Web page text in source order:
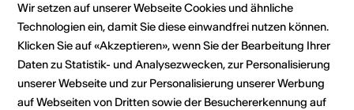
Wir setzen auf unserer Webseite Cookies und ähnliche
Technologien ein, damit Sie diese einwandfrei nutzen können.
Klicken Sie auf «Akzeptieren», wenn Sie der Bearbeitung Ihrer
Daten zu Statistik- und Analysezwecken, zur Personalisierung
unserer Webseite und zur Personalisierung unserer Werbung
auf Webseiten von Dritten sowie der Besuchererkennung auf